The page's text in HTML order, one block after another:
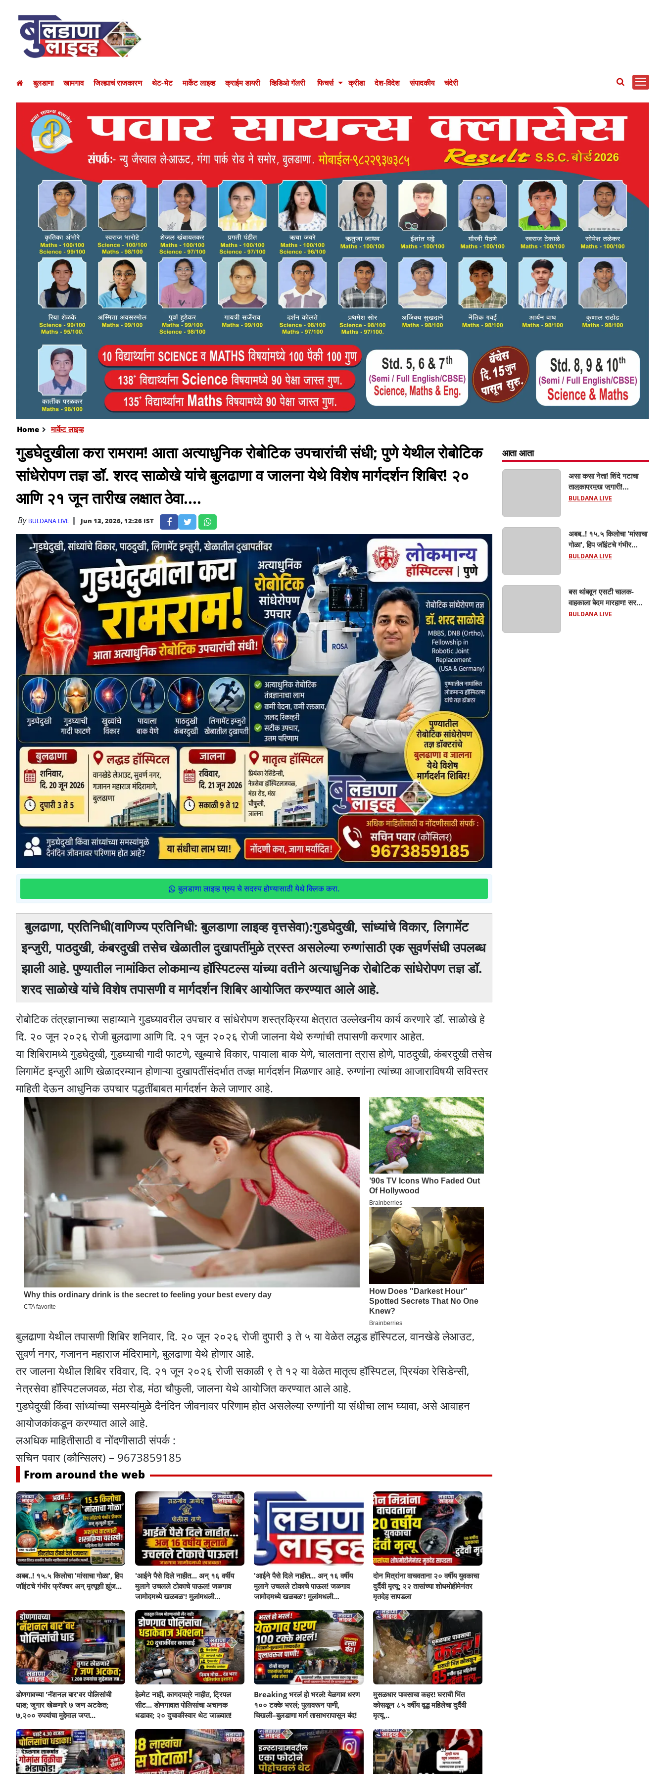
बुलडाणा खामगाव जिल्ह्याचं राजकारण थेट-भेट मार्केट लाइव्ह क्राईम डायरी व्हिडिओ गॅलरी फिचर्स क्रीडा देश-विदेश संपादकीय चंदेरी
Home मार्केट लाइव्ह
गुडघेदुखीला करा रामराम! आता अत्याधुनिक रोबोटिक उपचारांची संधी; पुणे येथील रोबोटिक
सांधेरोपण तज्ञ डॉ. शरद साळोखे यांचे बुलढाणा व जालना येथे विशेष मार्गदर्शन शिबिर! २०
आणि २१ जून तारीख लक्षात ठेवा....
By BULDANA LIVE Jun 13, 2026, 12:26 IST
बुलडाणा लाइव्ह ग्रुप चे सदस्य होण्यासाठी येथे क्लिक करा.
बुलढाणा, प्रतिनिधी(वाणिज्य प्रतिनिधी: बुलडाणा लाइव्ह वृत्तसेवा):गुडघेदुखी, सांध्यांचे विकार, लिगामेंट
इन्जुरी, पाठदुखी, कंबरदुखी तसेच खेळातील दुखापतींमुळे त्रस्त असलेल्या रुग्णांसाठी एक सुवर्णसंधी उपलब्ध
झाली आहे. पुण्यातील नामांकित लोकमान्य हॉस्पिटल्स यांच्या वतीने अत्याधुनिक रोबोटिक सांधेरोपण तज्ञ डॉ.
शरद साळोखे यांचे विशेष तपासणी व मार्गदर्शन शिबिर आयोजित करण्यात आले आहे.
रोबोटिक तंत्रज्ञानाच्या सहाय्याने गुडघ्यावरील उपचार व सांधेरोपण शस्त्रक्रिया क्षेत्रात उल्लेखनीय कार्य करणारे डॉ. साळोखे हे
दि. २० जून २०२६ रोजी बुलढाणा आणि दि. २१ जून २०२६ रोजी जालना येथे रुग्णांची तपासणी करणार आहेत.
या शिबिरामध्ये गुडघेदुखी, गुडघ्याची गादी फाटणे, खुब्याचे विकार, पायाला बाक येणे, चालताना त्रास होणे, पाठदुखी, कंबरदुखी तसेच
लिगामेंट इन्जुरी आणि खेळादरम्यान होणाऱ्या दुखापतींसंदर्भात तज्ज्ञ मार्गदर्शन मिळणार आहे. रुग्णांना त्यांच्या आजाराविषयी सविस्तर
माहिती देऊन आधुनिक उपचार पद्धतींबाबत मार्गदर्शन केले जाणार आहे.
बुलढाणा येथील तपासणी शिबिर शनिवार, दि. २० जून २०२६ रोजी दुपारी ३ ते ५ या वेळेत लद्धड हॉस्पिटल, वानखेडे लेआउट,
सुवर्ण नगर, गजानन महाराज मंदिरामागे, बुलढाणा येथे होणार आहे.
तर जालना येथील शिबिर रविवार, दि. २१ जून २०२६ रोजी सकाळी ९ ते १२ या वेळेत मातृत्व हॉस्पिटल, प्रियंका रेसिडेन्सी,
नेत्रसेवा हॉस्पिटलजवळ, मंठा रोड, मंठा चौफुली, जालना येथे आयोजित करण्यात आले आहे.
गुडघेदुखी किंवा सांध्यांच्या समस्यांमुळे दैनंदिन जीवनावर परिणाम होत असलेल्या रुग्णांनी या संधीचा लाभ घ्यावा, असे आवाहन
आयोजकांकडून करण्यात आले आहे.
लअधिक माहितीसाठी व नोंदणीसाठी संपर्क :
सचिन पवार (कौन्सिलर) – 9673859185
From around the web
अबब..! १५.५ किलोचा 'मांसाचा गोळा', हिप
जॉइंटचे गंभीर फ्रॅक्चर अन् मृत्यूशी झुंज...
'आईने पैसे दिले नाहीत... अन् १६ वर्षीय
मुलाने उचलले टोकाचे पाऊल! जळगाव
जामोदमध्ये खळबळ'! मुलांमधली
'आईने पैसे दिले नाहीत... अन् १६ वर्षीय
मुलाने उचलले टोकाचे पाऊल! जळगाव
जामोदमध्ये खळबळ'! मुलांमधली
दोन मित्रांना वाचवताना २० वर्षीय युवकाचा
दुर्दैवी मृत्यू; २२ तासांच्या शोधमोहीमेनंतर
मृतदेह सापडला
डोणगावच्या 'नॅशनल बार'वर पोलिसांची
धाड; जुगार खेळणारे ७ जण अटकेत;
७,२०० रुपयांचा मुद्देमाल जप्त...
हेल्मेट नाही, कागदपत्रे नाहीत, ट्रिपल
सीट... डोणगावात पोलिसांचा अचानक
धडाका; २० दुचाकीस्वार थेट जाळ्यात!
Breaking भरलं हो भरलं! येळगाव धरण
१०० टक्के भरलं; पुलावरून पाणी,
चिखली–बुलडाणा मार्ग तासाभरापासून बंद!
मुसळधार पावसाचा कहर! घराची भिंत
कोसळून ८५ वर्षीय वृद्ध महिलेचा दुर्दैवी
मृत्यू...
आता आता
असा कसा नेता! शिंदे गटाचा
तालुकाप्रमुख जुगारी!
खामगावात तालुकाप्रमुखांच्या
गेला तालुकाप्रमुख; पण ६
जणांना साडेआठ लाखांच्या
मुद्देमालासह पकडले.....
BULDANA LIVE
अबब..! १५.५ किलोचा 'मांसाचा
गोळा', हिप जॉइंटचे गंभीर
फ्रॅक्चर अन् मृत्यूशी झुंज...
BULDANA LIVE
बस थांबवून एसटी चालक-
वाहकाला बेदम मारहाण! सरकारी
कामात अडथळा; प्रवाशांसमोर
BULDANA LIVE